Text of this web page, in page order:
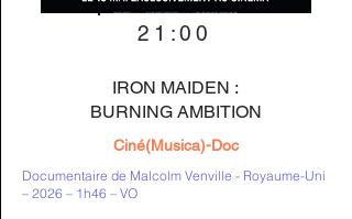
21:00
IRON MAIDEN :
BURNING AMBITION
Ciné(Musica)-Doc
Documentaire de Malcolm Venville - Royaume-Uni
– 2026 – 1h46 – VO